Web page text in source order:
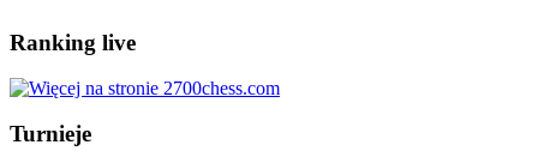
Ranking live
Turnieje